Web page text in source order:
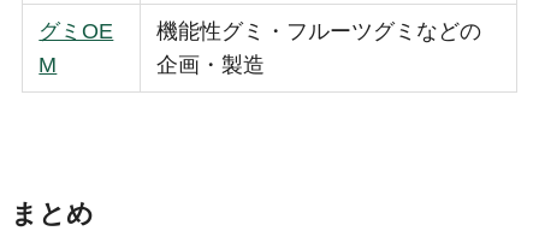
グミOE
M
機能性グミ・フルーツグミなどの
企画・製造
まとめ